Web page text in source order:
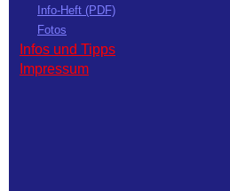
Info-Heft (PDF)
Fotos
Infos und Tipps
Impressum